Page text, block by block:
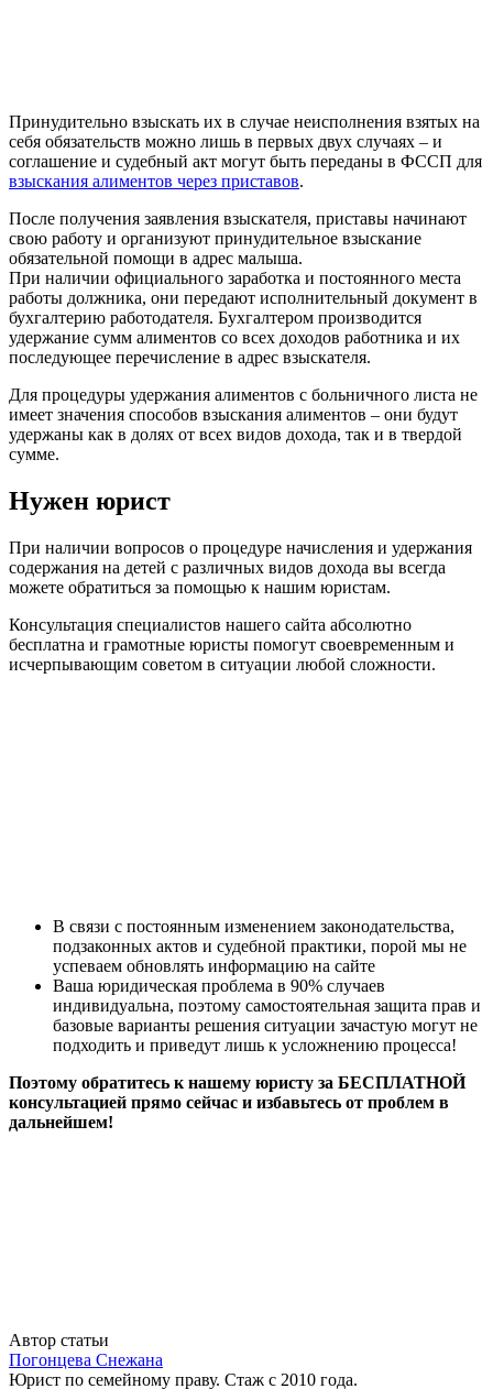
Принудительно взыскать их в случае неисполнения взятых на
себя обязательств можно лишь в первых двух случаях – и
соглашение и судебный акт могут быть переданы в ФССП для
взыскания алиментов через приставов.
После получения заявления взыскателя, приставы начинают
свою работу и организуют принудительное взыскание
обязательной помощи в адрес малыша.
При наличии официального заработка и постоянного места
работы должника, они передают исполнительный документ в
бухгалтерию работодателя. Бухгалтером производится
удержание сумм алиментов со всех доходов работника и их
последующее перечисление в адрес взыскателя.
Для процедуры удержания алиментов с больничного листа не
имеет значения способов взыскания алиментов – они будут
удержаны как в долях от всех видов дохода, так и в твердой
сумме.
Нужен юрист
При наличии вопросов о процедуре начисления и удержания
содержания на детей с различных видов дохода вы всегда
можете обратиться за помощью к нашим юристам.
Консультация специалистов нашего сайта абсолютно
бесплатна и грамотные юристы помогут своевременным и
исчерпывающим советом в ситуации любой сложности.
В связи с постоянным изменением законодательства,
подзаконных актов и судебной практики, порой мы не
успеваем обновлять информацию на сайте
Ваша юридическая проблема в 90% случаев
индивидуальна, поэтому самостоятельная защита прав и
базовые варианты решения ситуации зачастую могут не
подходить и приведут лишь к усложнению процесса!
Поэтому обратитесь к нашему юристу за БЕСПЛАТНОЙ
консультацией прямо сейчас и избавьтесь от проблем в
дальнейшем!
Автор статьи
Погонцева Снежана
Юрист по семейному праву. Стаж с 2010 года.